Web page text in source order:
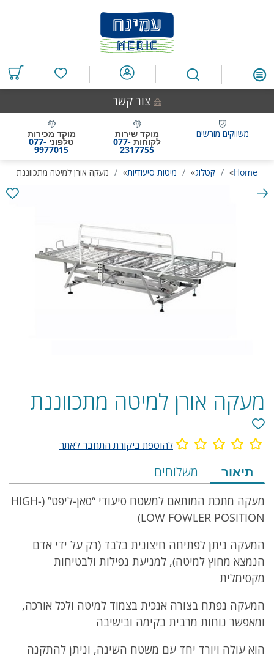
מוצרים
במועדפים
משווקים מורשים מוקד שירות
לקוחות 077-
2317755
מוקד מכירות
טלפוני 077-
9977015
צור קשר
Home
» קטלוג» מיטות סיעודיות» מעקה אורן למיטה מתכווננת
מעקה אורן למיטה מתכווננת
להוספת ביקורת התחבר לאתר
מידע
על
המוצר
תיאור,
מפרט
ומשלוחים
תיאור משלוחים
מעקה מתכת המותאם למשטח סיעודי “סאן-ליפט” (HIGH-
LOW FOWLER POSITION)
המעקה ניתן לפתיחה חיצונית בלבד (רק על ידי אדם
הנמצא מחוץ למיטה), למניעת נפילות ולבטיחות
מקסימלית
המעקה נפתח בצורה אנכית בצמוד למיטה ולכל אורכה,
ומאפשר נוחות מרבית בקימה ובישיבה
הוא עולה ויורד יחד עם משטח השינה, וניתן להתקנה
גלריית